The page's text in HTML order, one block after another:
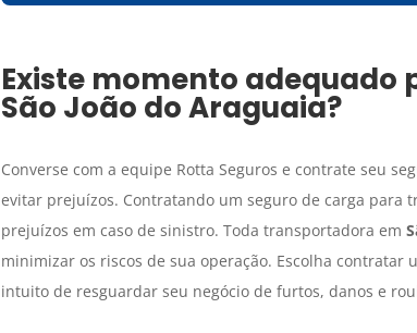
Existe momento
São João do Araguaia?
Converse com a equipe Rotta Seguros e contrate seu
evitar prejuízos. Contratando um seguro de carga para
prejuízos em caso de sinistro. Toda transportadora em
minimizar os riscos de sua operação. Escolha contratar
intuito de resguardar seu negócio de furtos, danos e